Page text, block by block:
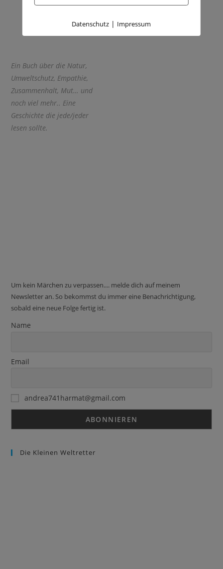
teilen
Ein Buch über die Natur,
Umweltschutz, Empathie,
Zusammenhalt, Mut… und
noch viel mehr.. Eine
Geschichte die jede/jeder
lesen sollte.
Um kein Märchen zu verpassen.... melde dich auf meinem
Newsletter an. So bekommst du immer eine Benachrichtigung,
sobald eine neue Folge fertig ist.
Name
Email
andrea741harmat@gmail.com
Die Kleinen Weltretter
Datenschutz | Impressum